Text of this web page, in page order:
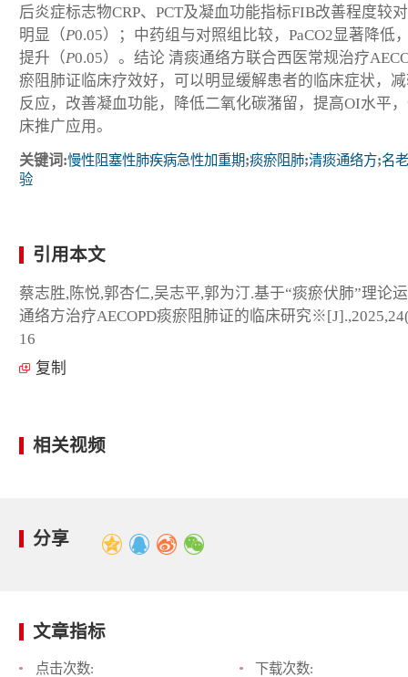
后炎症标志物CRP、PCT及凝血功能指标FIB改善程度较
明显（P0.05）；中药组与对照组比较，PaCO2显著降低
提升（P0.05）。 结论 清痰通络方联合西医常规治疗
瘀阻肺证临床疗效好，可以明显缓解患者的临床症状，
反应，改善凝血功能，降低二氧化碳潴留，提高OI水平
床推广应用。
关键词:慢性阻塞性肺疾病急性加重期;痰瘀阻肺;清痰通络方;名
验
引用本文
蔡志胜,陈悦,郭杏仁,吴志平,郭为汀.基于“痰瘀伏肺”理论
通络方治疗AECOPD痰瘀阻肺证的临床研究※
16
复制
相关视频
分享
文章指标
点击次数:
下载次数: